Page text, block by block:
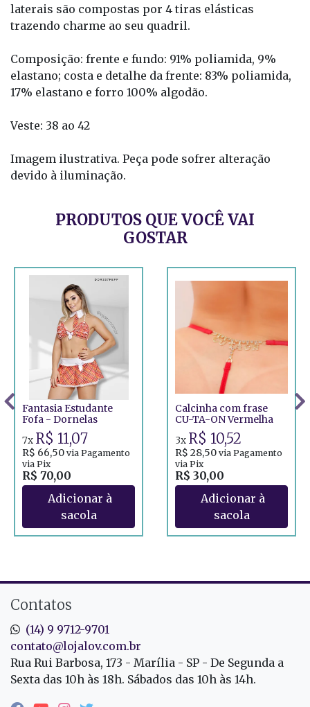
laterais são compostas por 4 tiras elásticas
trazendo charme ao seu quadril.
Composição: frente e fundo: 91% poliamida, 9%
elastano; costa e detalhe da frente: 83% poliamida,
17% elastano e forro 100% algodão.
Veste: 38 ao 42
Imagem ilustrativa. Peça pode sofrer alteração
devido à iluminação.
PRODUTOS QUE VOCÊ VAI
GOSTAR
Fantasia Estudante
Fofa - Dornelas
R$ 70,00
7x R$ 11,07
R$ 66,50 via Pagamento
via Pix
Calcinha com frase
CU-TA-ON Vermelha
R$ 30,00
3x R$ 10,52
R$ 28,50 via Pagamento
via Pix
Contatos
(14) 9 9712-9701
contato@lojalov.com.br
Rua Rui Barbosa, 173 - Marília - SP - De Segunda a
Sexta das 10h às 18h. Sábados das 10h às 14h.